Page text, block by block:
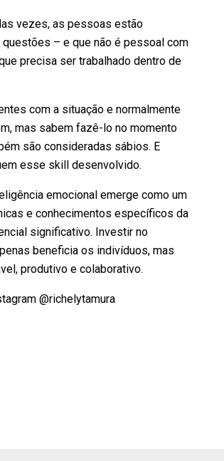
vezes, as pessoas estão
– e que não é pessoal com
precisa ser trabalhado dentro de
com a situação e normalmente
mas sabem fazê-lo no momento
são consideradas sábios. E
esse skill desenvolvido.
emocional emerge como um
e conhecimentos específicos da
significativo. Investir no
beneficia os indivíduos, mas
produtivo e colaborativo.
@richelytamura